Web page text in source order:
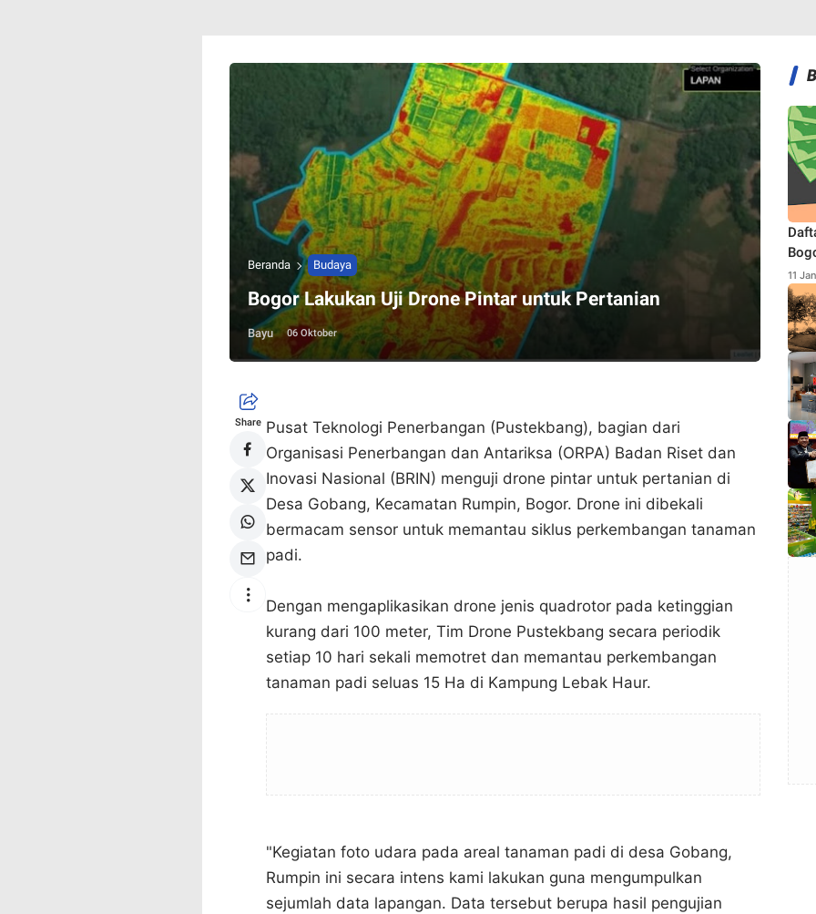
Beranda Budaya
Bogor Lakukan Uji Drone Pintar untuk Pertanian
Bayu 06 Oktober
Share Pusat Teknologi Penerbangan (Pustekbang), bagian dari
Organisasi Penerbangan dan Antariksa (ORPA) Badan Riset dan
Inovasi Nasional (BRIN) menguji drone pintar untuk pertanian di
Desa Gobang, Kecamatan Rumpin, Bogor. Drone ini dibekali
bermacam sensor untuk memantau siklus perkembangan tanaman
padi.
Dengan mengaplikasikan drone jenis quadrotor pada ketinggian
kurang dari 100 meter, Tim Drone Pustekbang secara periodik
setiap 10 hari sekali memotret dan memantau perkembangan
tanaman padi seluas 15 Ha di Kampung Lebak Haur.
"Kegiatan foto udara pada areal tanaman padi di desa Gobang,
Rumpin ini secara intens kami lakukan guna mengumpulkan
sejumlah data lapangan. Data tersebut berupa hasil pengujian
11